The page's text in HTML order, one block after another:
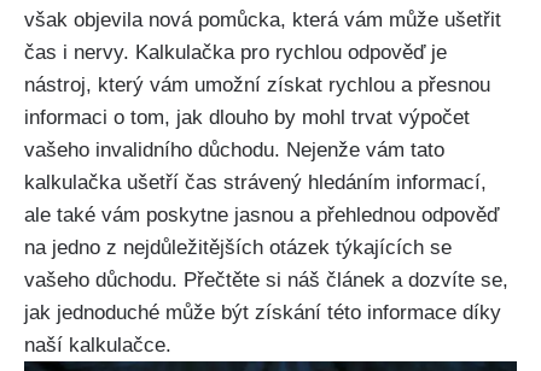
však objevila nová pomůcka, která vám může ušetřit
čas i nervy. Kalkulačka pro rychlou odpověď je
nástroj, který vám umožní získat rychlou a přesnou
informaci o tom, jak dlouho by mohl trvat výpočet
vašeho invalidního důchodu. Nejenže vám tato
kalkulačka ušetří čas strávený hledáním informací,
ale také vám poskytne jasnou a přehlednou odpověď
na jedno z nejdůležitějších otázek týkajících se
vašeho důchodu. Přečtěte si náš článek a dozvíte se,
jak jednoduché může být získání této informace díky
naší kalkulačce.